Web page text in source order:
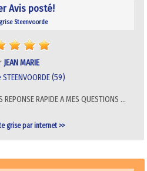
Avis posté!
Steenvoorde
JEAN MARIE
(59)
REPONSE RAPIDE A MES QUESTIONS …
grise par internet >>